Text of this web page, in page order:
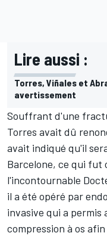
Lire aussi :
Torres, Viñales et
avertissement
Souffrant d'une
Torres avait dû
avait indiqué qu'il
Barcelone, ce qui fut
l'incontournable
il a été opéré par
invasive qui a permis
compression à os